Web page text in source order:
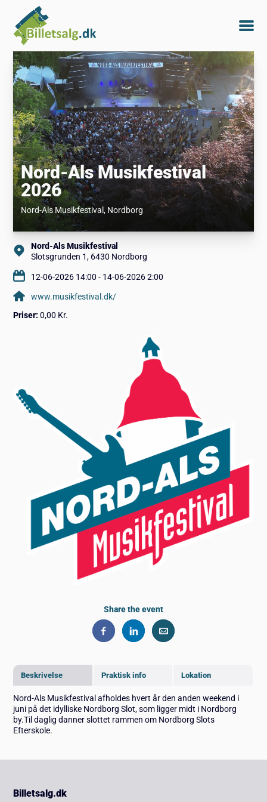
Nord-Als Musikfestival
2026
Nord-Als Musikfestival , Nordborg
Beskrivelse Praktisk info Lokation
Nord-Als Musikfestival afholdes hvert år den anden weekend i
juni på det idylliske Nordborg Slot, som ligger midt i Nordborg
by.Til daglig danner slottet rammen om Nordborg Slots
Efterskole.
Nord-Als Musikfestival
Slotsgrunden 1, 6430 Nordborg
12-06-2026 14:00 - 14-06-2026 2:00
www.musikfestival.dk/
Priser: 0,00 Kr.
Share the event
Billetsalg.dk